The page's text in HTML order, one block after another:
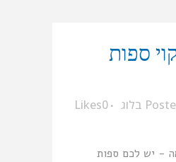
ספות
בלוג 0
Likes
- יש לכם ספות